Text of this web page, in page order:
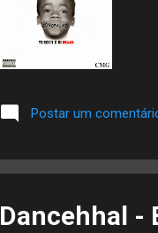
Postar um
Dancehhal -